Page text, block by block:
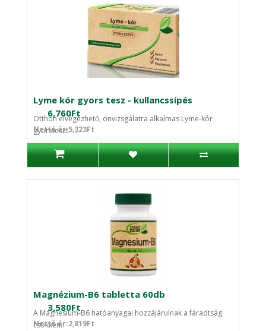
Lyme kór gyors tesz - kullancssípés
Otthon elvégezhető, önvizsgálatra alkalmas Lyme-kór
gyorsteszt. ..
6,760Ft
Nettó ár:5,323Ft
Magnézium-B6 tabletta 60db
A Magnesium-B6 hatóanyagai hozzájárulnak a fáradtság
csökken..
3,580Ft
Nettó ár:2,819Ft